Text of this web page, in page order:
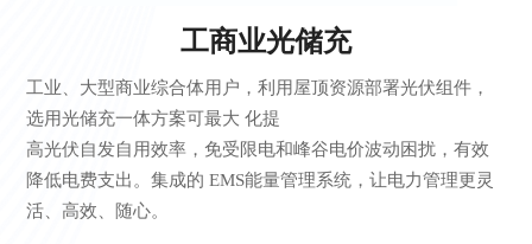
工商业光储充
工业、大型商业综合体用户，利用屋顶资源部署光伏组件，
选用光储充一体方案可最大 化提
高光伏自发自用效率，免受限电和峰谷电价波动困扰，有效
降低电费支出。集成的 EMS能量管理系统，让电力管理更灵
活、高效、随心。